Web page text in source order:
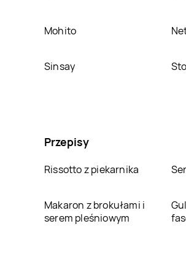
Mohito
Sinsay
Przepisy
Rissotto z piekarnika
Makaron z brokułami i
serem pleśniowym